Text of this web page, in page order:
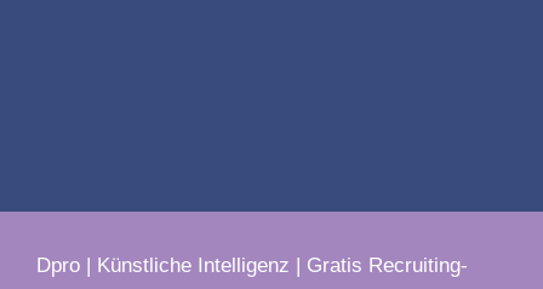
Dpro | Künstliche Intelligenz | Gratis Recruiting-